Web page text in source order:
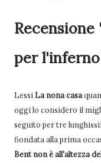
Recensione
per
Lessi La nona casa
oggi lo considero il
seguito per tre
fiondata alla prima
Bent non è all'altezza